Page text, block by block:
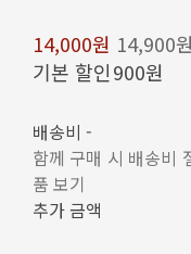
14,000원 14,900원
기본 할인900원
배송비-
함께 구매 시 배송비
품 보기
추가 금액